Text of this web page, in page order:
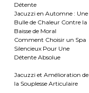
Détente
Jacuzzi en Automne : Une
Bulle de Chaleur Contre la
Baisse de Moral
Comment Choisir un Spa
Silencieux Pour Une
Détente Absolue
Jacuzzi et Amélioration de
la Souplesse Articulaire